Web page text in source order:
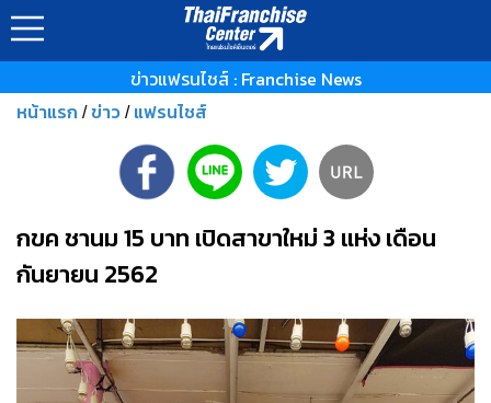
ข่าวแฟรนไชส์ : Franchise News
หน้าแรก / ข่าว / แฟรนไชส์
กขค ชานม 15 บาท เปิดสาขาใหม่ 3 แห่ง เดือน
กันยายน 2562